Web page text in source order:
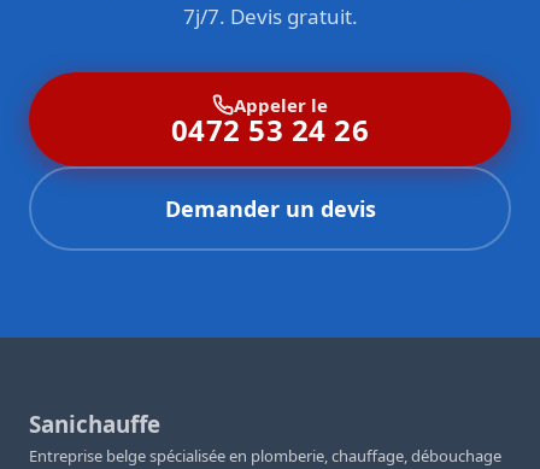
7j/7. Devis gratuit.
Appeler le
0472 53 24 26
Demander un devis
Sanichauffe
Entreprise belge spécialisée en plomberie, chauffage, débouchage